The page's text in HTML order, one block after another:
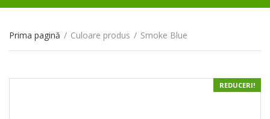
Prima pagină / Culoare produs / Smoke Blue
REDUCERI!